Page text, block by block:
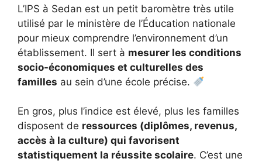
L’IPS à Sedan est un petit baromètre très utile
utilisé par le ministère de l’Éducation nationale
pour mieux comprendre l’environnement d’un
établissement. Il sert à mesurer les conditions
socio-économiques et culturelles des
familles au sein d’une école précise.
En gros, plus l’indice est élevé, plus les familles
disposent de ressources (diplômes, revenus,
accès à la culture) qui favorisent
statistiquement la réussite scolaire. C’est une